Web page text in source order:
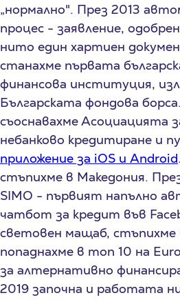
„нормално". През 2013
процес - заявление,
нито един хартиен
станахме първата
финансова институция,
Българската фондова
съоснавахме Асоциацията
небанково кредитиране и
приложение за iOS и Android
стъпихме в Македония.
SIMO - първият напълно
чатбот за кредит във
световен мащаб,
попаднахме в топ 10 на
за алтернативно
2019 започна и работата